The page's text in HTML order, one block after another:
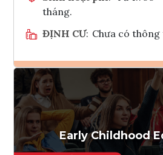
tháng.
ĐỊNH CƯ: Chưa có thông
Ghi
Early Childhood